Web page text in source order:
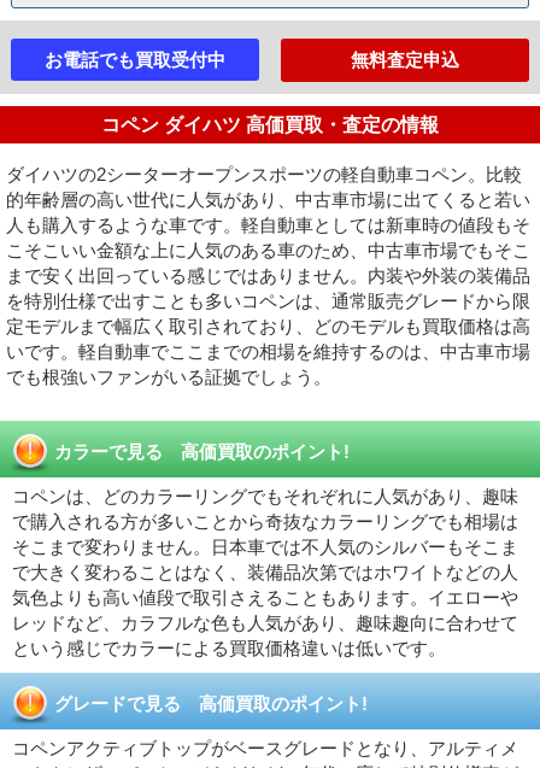
お電話でも買取受付中 無料査定申込
コペン ダイハツ 高価買取・査定の情報
ダイハツの2シーターオープンスポーツの軽自動車コペン。比較
的年齢層の高い世代に人気があり、中古車市場に出てくると若い
人も購入するような車です。軽自動車としては新車時の値段もそ
こそこいい金額な上に人気のある車のため、中古車市場でもそこ
まで安く出回っている感じではありません。内装や外装の装備品
を特別仕様で出すことも多いコペンは、通常販売グレードから限
定モデルまで幅広く取引されており、どのモデルも買取価格は高
いです。軽自動車でここまでの相場を維持するのは、中古車市場
でも根強いファンがいる証拠でしょう。
カラーで見る 高価買取のポイント!
コペンは、どのカラーリングでもそれぞれに人気があり、趣味
で購入される方が多いことから奇抜なカラーリングでも相場は
そこまで変わりません。日本車では不人気のシルバーもそこま
で大きく変わることはなく、装備品次第ではホワイトなどの人
気色よりも高い値段で取引さえることもあります。イエローや
レッドなど、カラフルな色も人気があり、趣味趣向に合わせて
という感じでカラーによる買取価格違いは低いです。
グレードで見る 高価買取のポイント!
コペンアクティブトップがベースグレードとなり、アルティメ